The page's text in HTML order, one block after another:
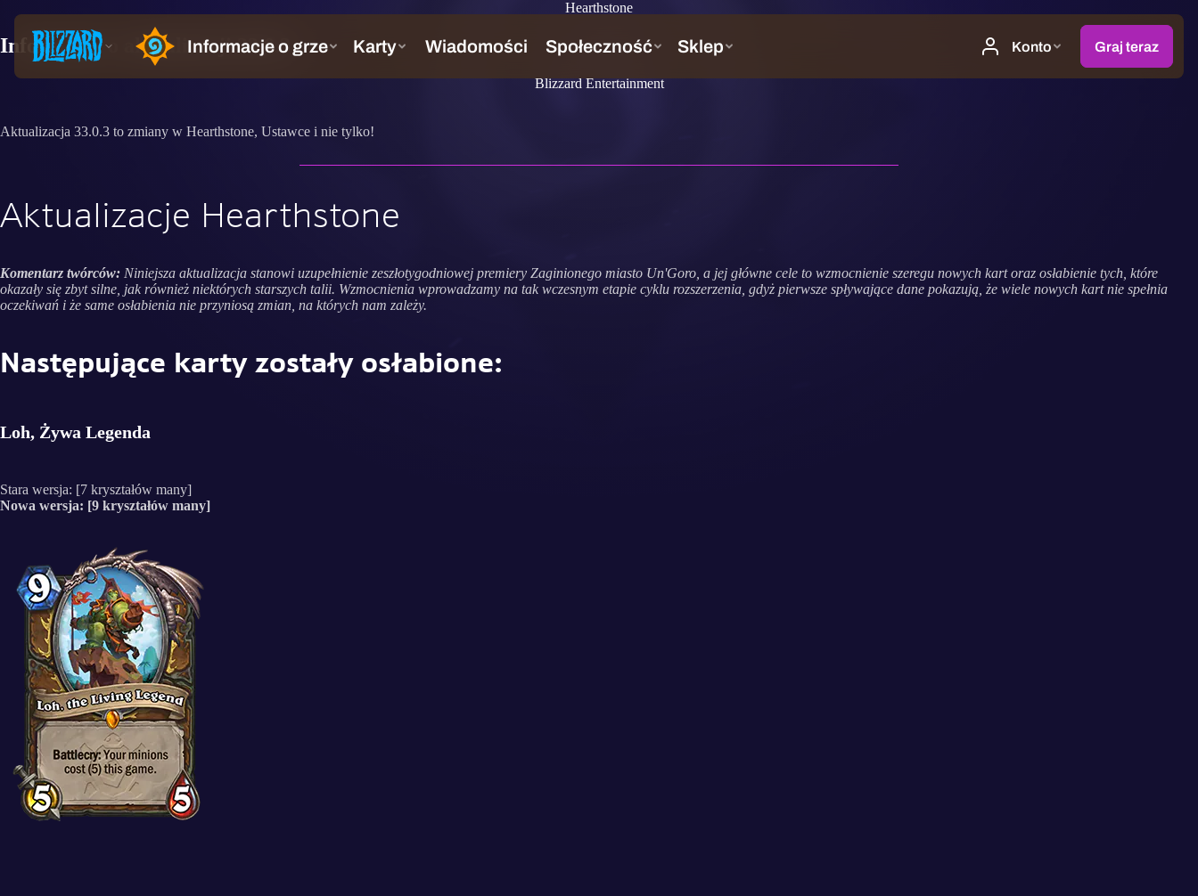
Hearthstone
Informacje o aktualizacji 33.0.3
Blizzard Entertainment
Aktualizacja 33.0.3 to zmiany w Hearthstone, Ustawce i nie tylko!
Aktualizacje Hearthstone
Komentarz twórców: Niniejsza aktualizacja stanowi uzupełnienie zeszłotygodniowej premiery Zaginionego miasto Un'Goro, a jej główne cele to wzmocnienie szeregu nowych kart oraz osłabienie tych, które
okazały się zbyt silne, jak również niektórych starszych talii. Wzmocnienia wprowadzamy na tak wczesnym etapie cyklu rozszerzenia, gdyż pierwsze spływające dane pokazują, że wiele nowych kart nie spełnia
oczekiwań i że same osłabienia nie przyniosą zmian, na których nam zależy.
Następujące karty zostały osłabione:
Loh, Żywa Legenda
Stara wersja: [7 kryształów many]
Nowa wersja: [9 kryształów many]